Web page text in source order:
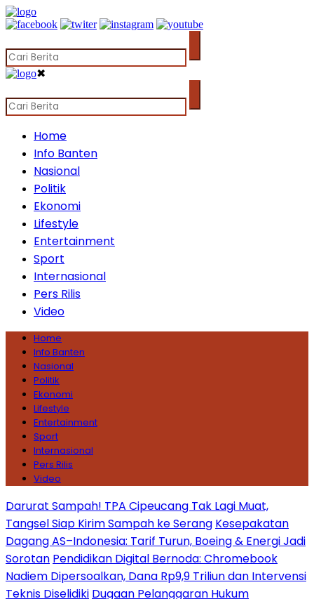
✖
Home
Info Banten
Nasional
Politik
Ekonomi
Lifestyle
Entertainment
Sport
Internasional
Pers Rilis
Video
Home
Info Banten
Nasional
Politik
Ekonomi
Lifestyle
Entertainment
Sport
Internasional
Pers Rilis
Video
Darurat Sampah! TPA Cipeucang Tak Lagi Muat,
Tangsel Siap Kirim Sampah ke Serang Kesepakatan
Dagang AS–Indonesia: Tarif Turun, Boeing & Energi Jadi
Sorotan Pendidikan Digital Bernoda: Chromebook
Nadiem Dipersoalkan, Dana Rp9,9 Triliun dan Intervensi
Teknis Diselidiki Dugaan Pelanggaran Hukum